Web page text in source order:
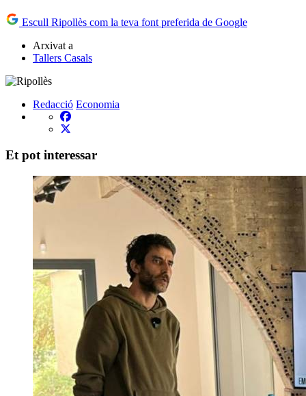
Escull Ripollès com la teva font preferida de Google
Arxivat a
Tallers Casals
Redacció Economia
Et pot interessar